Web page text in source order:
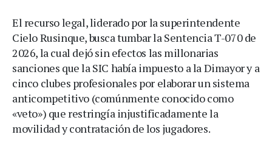
El recurso legal, liderado por la superintendente
Cielo Rusinque, busca tumbar la Sentencia T-070 de
2026, la cual dejó sin efectos las millonarias
sanciones que la SIC había impuesto a la Dimayor y a
cinco clubes profesionales por elaborar un sistema
anticompetitivo (comúnmente conocido como
«veto») que restringía injustificadamente la
movilidad y contratación de los jugadores.